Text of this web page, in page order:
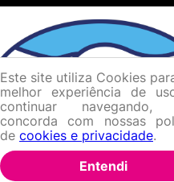
Este site utiliza Cookies
melhor experiência de
continuar navegando,
concorda com nossas
de cookies e privacidade.
Entendi